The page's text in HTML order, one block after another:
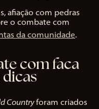
afiação com pedras
o combate com
da comunidade.
com faca
Countryforam criados